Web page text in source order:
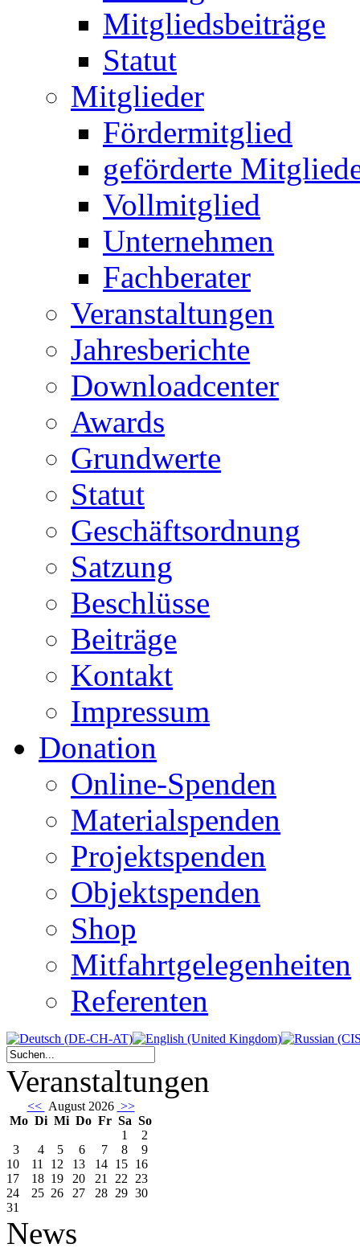
Mitgliedsbeiträge
Statut
Mitglieder
Fördermitglied
geförderte
Vollmitglied
Unternehmen
Fachberater
Veranstaltungen
Jahresberichte
Downloadcenter
Awards
Grundwerte
Statut
Geschäftsordnung
Satzung
Beschlüsse
Beiträge
Kontakt
Impressum
Donation
Online-Spenden
Materialspenden
Projektspenden
Objektspenden
Shop
Mitfahrtgelegenheiten
Referenten
Veranstaltungen
<< August 2026 >>
Mo Di Mi Do Fr Sa So
1
2
3
4 5 6 7 8
9
10
11 12 13 14 15 16
17
18 19 20 21 22 23
24
25 26 27 28 29 30
31
News